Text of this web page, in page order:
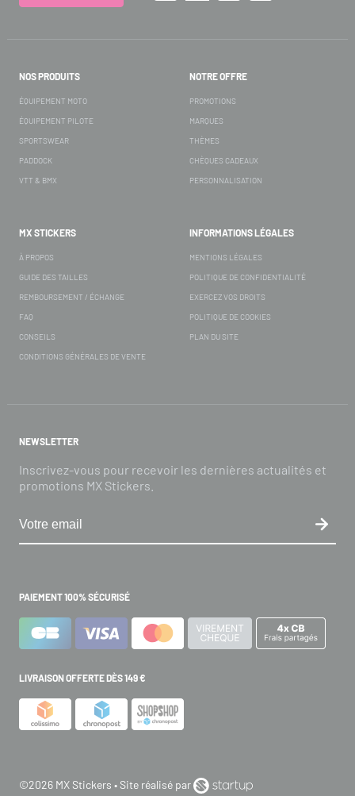
NOS PRODUITS
ÉQUIPEMENT MOTO
ÉQUIPEMENT PILOTE
SPORTSWEAR
PADDOCK
VTT & BMX
NOTRE OFFRE
PROMOTIONS
MARQUES
THÈMES
CHÈQUES CADEAUX
PERSONNALISATION
MX STICKERS
À PROPOS
GUIDE DES TAILLES
REMBOURSEMENT / ÉCHANGE
FAQ
CONSEILS
CONDITIONS GÉNÉRALES DE VENTE
INFORMATIONS LÉGALES
MENTIONS LÉGALES
POLITIQUE DE CONFIDENTIALITÉ
EXERCEZ VOS DROITS
POLITIQUE DE COOKIES
PLAN DU SITE
NEWSLETTER
Inscrivez-vous pour recevoir les dernières actualités et
promotions MX Stickers.
PAIEMENT 100% SÉCURISÉ
LIVRAISON OFFERTE DÈS 149 €
©2026 MX Stickers • Site réalisé par